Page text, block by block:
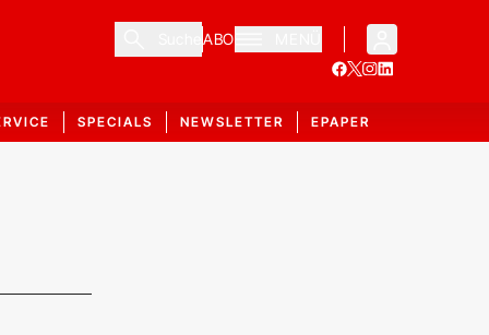
ABO
SPECIALS NEWSLETTER EPAPER